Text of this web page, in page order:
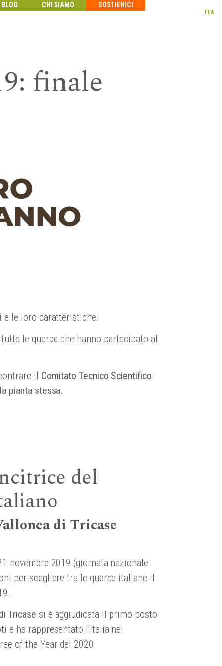
ITA
BLOG CHI SIAMO SOSTIENICI
finale
le loro caratteristiche.
le querce che hanno partecipato al
il Comitato Tecnico Scientifico
pianta stessa.
del
di Tricase
novembre 2019 (giornata nazionale
per scegliere tra le querce italiane il
Tricase si è aggiudicata il primo posto
e ha rappresentato l'Italia nel
of the Year del 2020.